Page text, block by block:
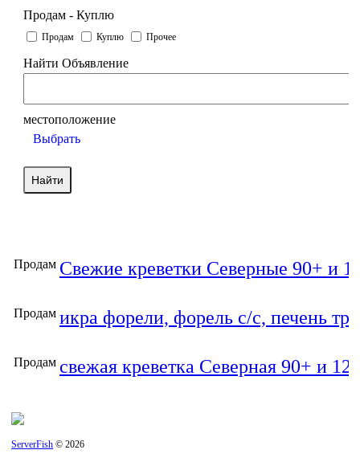
Продам - Куплю
Продам Куплю Прочее
Найти Объявление
местоположение
Выбрать
Продам Свежие креветки Северные 90+ и
Продам икра форели, форель с/с, печень
Продам свежая креветка Северная 90+ и
ServerFish © 2026